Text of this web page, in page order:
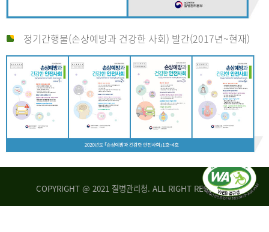
정기간행물(손상예방과 건강한 사회) 발간(2017년~현재)
COPYRIGHT @ 2021 질병관리청. ALL RIGHT RESERVED